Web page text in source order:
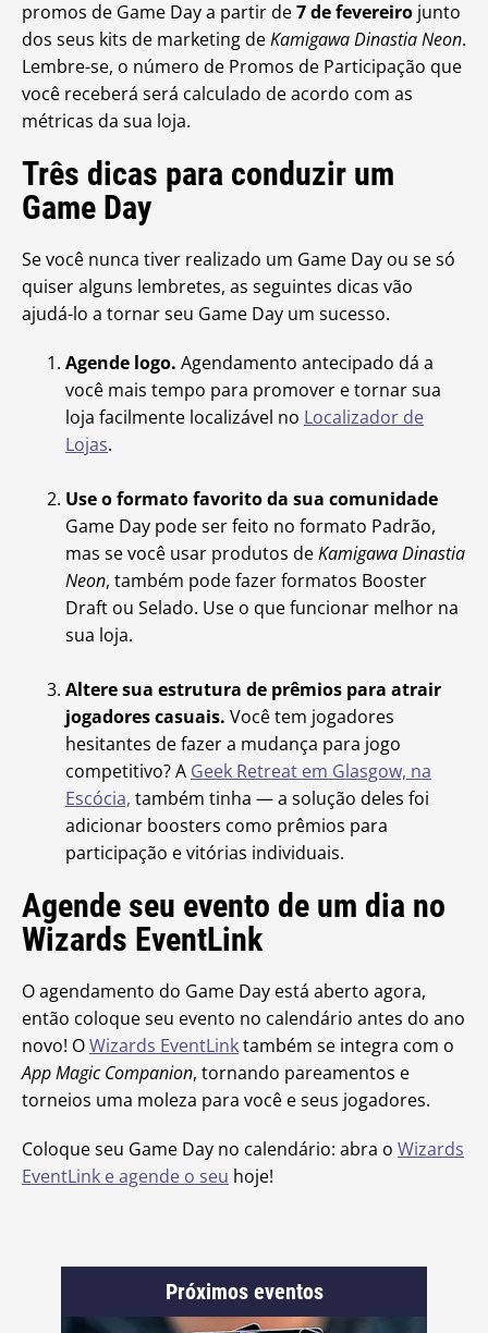
promos de Game Day a partir de7 de fevereiro junto
dos seus kits de marketing deKamigawa Dinastia Neon.
Lembre-se, o número de Promos de Participação que
você receberá será calculado de acordo com as
métricas da sua loja.
Três dicas para conduzir um
Game Day
Se você nunca tiver realizado um Game Day ou se só
quiser alguns lembretes, as seguintes dicas vão
ajudá-lo a tornar seu Game Day um sucesso.
Agende logo. Agendamento antecipado dá a
você mais tempo para promover e tornar sua
loja facilmente localizável no Localizador de
Lojas.
Use o formato favorito da sua comunidade
Game Day pode ser feito no formato Padrão,
mas se você usar produtos deKamigawa Dinastia
Neon, também pode fazer formatos Booster
Draft ou Selado. Use o que funcionar melhor na
sua loja.
Altere sua estrutura de prêmios para atrair
jogadores casuais. Você tem jogadores
hesitantes de fazer a mudança para jogo
competitivo? A Geek Retreat em Glasgow, na
Escócia, também tinha — a solução deles foi
adicionar boosters como prêmios para
participação e vitórias individuais.
Agende seu evento de um dia no
Wizards EventLink
O agendamento do Game Day está aberto agora,
então coloque seu evento no calendário antes do ano
novo! OWizards EventLinktambém se integra com o
App Magic Companion, tornando pareamentos e
torneios uma moleza para você e seus jogadores.
Coloque seu Game Day no calendário: abra o Wizards
EventLink e agende o seu hoje!
Próximos eventos